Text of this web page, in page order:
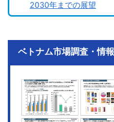
2030年までの展望
ベトナム市場調査・情